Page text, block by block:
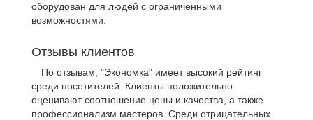
оборудован для людей с ограниченными
возможностями.
Отзывы клиентов
По отзывам, "Экономка" имеет высокий рейтинг
среди посетителей. Клиенты положительно
оценивают соотношение цены и качества, а также
профессионализм мастеров. Среди отрицательных